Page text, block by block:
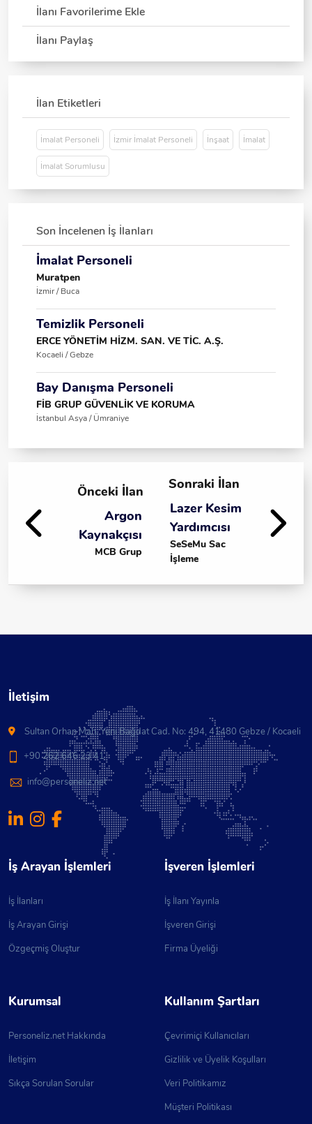
İlanı Favorilerime Ekle
İlanı Paylaş
İlan Etiketleri
İmalat Personeli İzmir İmalat Personeli İnşaat İmalat
İmalat Sorumlusu
Son İncelenen İş İlanları
İmalat Personeli
Muratpen
İzmir / Buca
Temizlik Personeli
ERCE YÖNETİM HİZM. SAN. VE TİC. A.Ş.
Kocaeli / Gebze
Bay Danışma Personeli
FİB GRUP GÜVENLİK VE KORUMA
İstanbul Asya / Ümraniye
Önceki İlan
Argon
Kaynakçısı
MCB Grup
Sonraki İlan
Lazer Kesim
Yardımcısı
SeSeMu Sac
İşleme
İletişim
Sultan Orhan Mah. Yeni Bağdat Cad. No: 494, 41480 Gebze / Kocaeli
+90 262 646 23 41
info@personeliz.net
İş Arayan İşlemleri
İş İlanları
İş Arayan Girişi
Özgeçmiş Oluştur
İşveren İşlemleri
İş İlanı Yayınla
İşveren Girişi
Firma Üyeliği
Kurumsal
Personeliz.net Hakkında
İletişim
Sıkça Sorulan Sorular
Kullanım Şartları
Çevrimiçi Kullanıcıları
Gizlilik ve Üyelik Koşulları
Veri Politikamız
Müşteri Politikası